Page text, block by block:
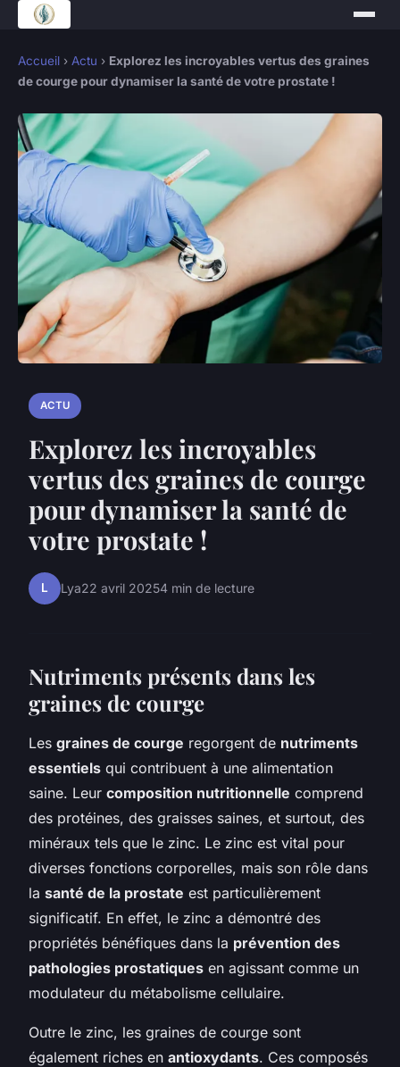
Accueil › Actu › Explorez les incroyables vertus des graines
de courge pour dynamiser la santé de votre prostate !
ACTU
Explorez les incroyables
vertus des graines de courge
pour dynamiser la santé de
votre prostate !
L Lya22 avril 20254 min de lecture
Nutriments présents dans les
graines de courge
Les graines de courge regorgent de nutriments
essentiels qui contribuent à une alimentation
saine. Leur composition nutritionnelle comprend
des protéines, des graisses saines, et surtout, des
minéraux tels que le zinc. Le zinc est vital pour
diverses fonctions corporelles, mais son rôle dans
la santé de la prostate est particulièrement
significatif. En effet, le zinc a démontré des
propriétés bénéfiques dans la prévention des
pathologies prostatiques en agissant comme un
modulateur du métabolisme cellulaire.
Outre le zinc, les graines de courge sont
également riches en antioxydants. Ces composés